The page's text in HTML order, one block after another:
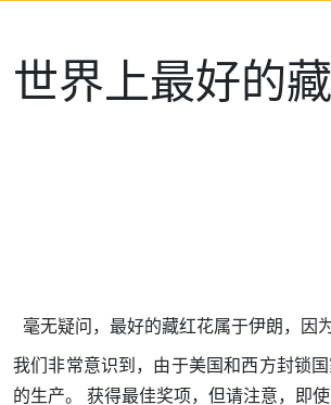
世界上最好的
毫无疑问，最好的藏红花属于伊朗，因
我们非常意识到，由于美国和西方封锁
的生产。 获得最佳奖项，但请注意，即